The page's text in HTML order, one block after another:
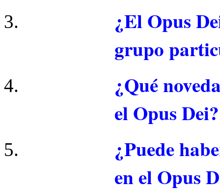
¿El Opus
grupo
¿Qué
el Opus Dei?
¿Puede
en el Opus